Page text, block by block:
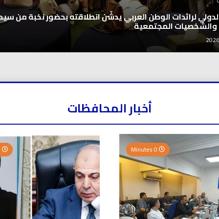
الدولي لرائدات الوطن العربي يدشّن انطلاقته بحضور نخبة من
والشخصيات المجتمعية
أخبار المحافظات